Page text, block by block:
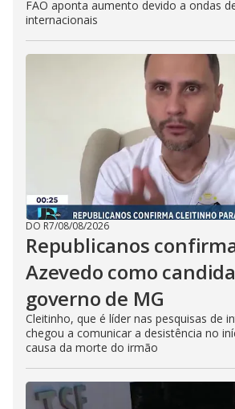
FAO aponta aumento devido a ondas
internacionais
DO R7/08/08/2026
Republicanos
Azevedo como
governo de MG
Cleitinho, que é líder nas pesquisas de
chegou a comunicar a desistência no
causa da morte do irmão